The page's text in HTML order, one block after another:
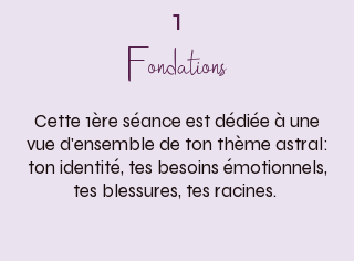
1
Fondations
Cette 1ère séance est dédiée à une
vue d'ensemble de ton thème astral:
ton identité, tes besoins émotionnels,
tes blessures, tes racines.